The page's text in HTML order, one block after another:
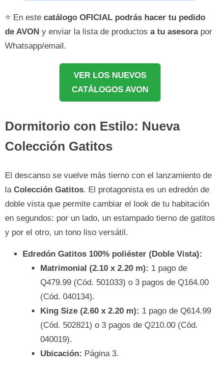
⭐ En este catálogo OFICIAL podrás hacer tu pedido
de AVON y enviar la lista de productos a tu asesora por
Whatsapp/email.
VER LOS NUEVOS
CATÁLOGOS AVON
Dormitorio con Estilo: Nueva
Colección Gatitos
El descanso se vuelve más tierno con el lanzamiento de
la Colección Gatitos. El protagonista es un edredón de
doble vista que permite cambiar el look de tu habitación
en segundos: por un lado, un estampado tierno de gatitos
y por el otro, un tono liso versátil.
Edredón Gatitos 100% poliéster (Doble Vista):
Matrimonial (2.10 x 2.20 m): 1 pago de
Q479.99 (Cód. 501033) o 3 pagos de Q164.00
(Cód. 040134).
King Size (2.60 x 2.20 m): 1 pago de Q614.99
(Cód. 502821) o 3 pagos de Q210.00 (Cód.
040019).
Ubicación: Página 3.